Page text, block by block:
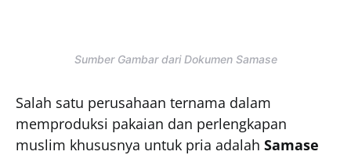
Sumber Gambar dari Dokumen Samase
Salah satu perusahaan ternama dalam
memproduksi pakaian dan perlengkapan
muslim khususnya untuk pria adalah Samase